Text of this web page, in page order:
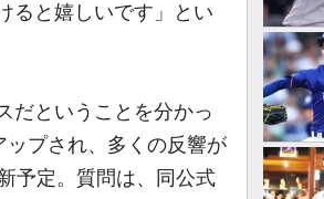
ると嬉しいです」とい
だということを分かっ
プされ、多くの反響が
予定。質問は、同公式